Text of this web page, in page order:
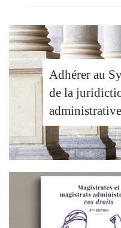
Adhérer au
de la
administrative